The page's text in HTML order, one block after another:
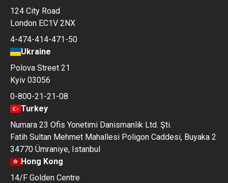
124 City Road
London EC1V 2NX
4-474-414-471-50
Ukraine
Polova Street 21
Kyiv 03056
0-800-21-21-08
Turkey
Numara 23 Ofis Yonetimi Danismanlik Ltd. Şti.
Fatih Sultan Mehmet Mahallesi Poligon Caddesi, Buyaka 2
34770 Ümraniye, Istanbul
Hong Kong
14/F Golden Centre